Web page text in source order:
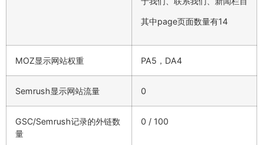
其中page页面数量有14
MOZ显示网站权重 PA5，DA4
Semrush显示网站流量 0
GSC/Semrush记录的外链数
量
0 / 100